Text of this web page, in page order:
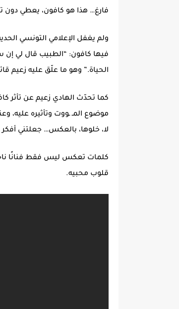
فارغ… هذا هو كافون، يعطي دون
ولم يغفل الإعلامي التونسي
فيها كافون: “الطبيب قال لي إن
الحياة.” وهو ما علّق عليه زعيم
كما تحدّث الهادي زعيم عن تأثر
موضوع المـ ـووت وتأثيره عليه،
لا، خلوها، بالعكس… جعلتني
كلمات تعكس ليس فقط فنانًا
قلوب محبيه.